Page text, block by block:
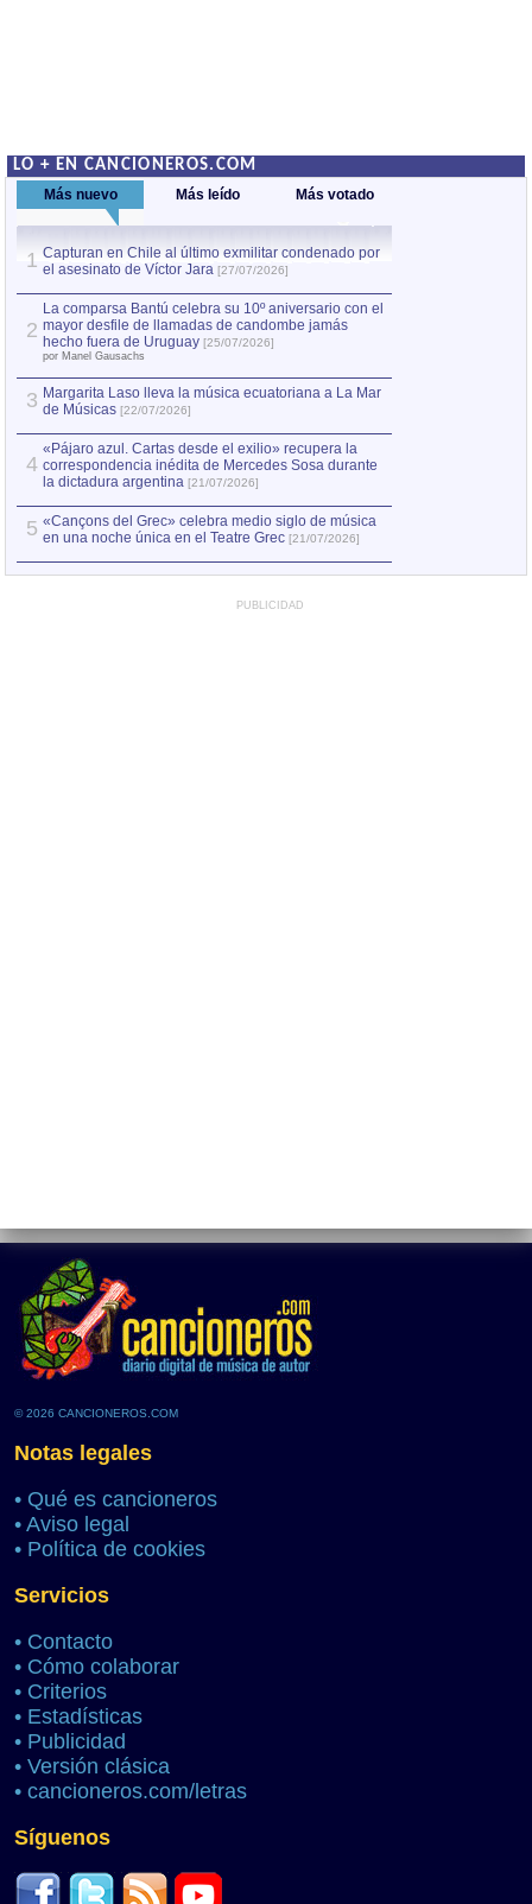
LO + EN CANCIONEROS.COM
Más nuevo Más leído Más votado
1 Capturan en Chile al último exmilitar condenado por
el asesinato de Víctor Jara [27/07/2026]
2
La comparsa Bantú celebra su 10º aniversario con el
mayor desfile de llamadas de candombe jamás
hecho fuera de Uruguay [25/07/2026]
por Manel Gausachs
3 Margarita Laso lleva la música ecuatoriana a La Mar
de Músicas [22/07/2026]
4
«Pájaro azul. Cartas desde el exilio» recupera la
correspondencia inédita de Mercedes Sosa durante
la dictadura argentina [21/07/2026]
5 «Cançons del Grec» celebra medio siglo de música
en una noche única en el Teatre Grec [21/07/2026]
PUBLICIDAD
© 2026 CANCIONEROS.COM
Notas legales
• Qué es cancioneros
• Aviso legal
• Política de cookies
Servicios
• Contacto
• Cómo colaborar
• Criterios
• Estadísticas
• Publicidad
• Versión clásica
• cancioneros.com/letras
Síguenos